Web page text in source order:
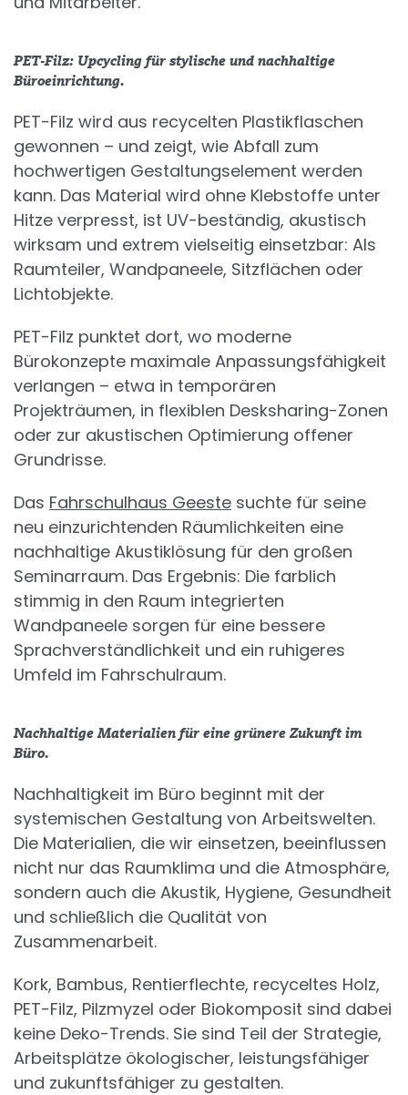
PET-Filz: Upcycling für stylische und nachhaltige
Büroeinrichtung.
PET-Filz wird aus recycelten Plastikflaschen
gewonnen – und zeigt, wie Abfall zum
hochwertigen Gestaltungselement werden
kann. Das Material wird ohne Klebstoffe unter
Hitze verpresst, ist UV-beständig, akustisch
wirksam und extrem vielseitig einsetzbar: Als
Raumteiler, Wandpaneele, Sitzflächen oder
Lichtobjekte.
PET-Filz punktet dort, wo moderne
Bürokonzepte maximale Anpassungsfähigkeit
verlangen – etwa in temporären
Projekträumen, in flexiblen Desksharing-Zonen
oder zur akustischen Optimierung offener
Grundrisse.
Das Fahrschulhaus Geeste suchte für seine
neu einzurichtenden Räumlichkeiten eine
nachhaltige Akustiklösung für den großen
Seminarraum. Das Ergebnis: Die farblich
stimmig in den Raum integrierten
Wandpaneele sorgen für eine bessere
Sprachverständlichkeit und ein ruhigeres
Umfeld im Fahrschulraum.
Nachhaltige Materialien für eine grünere Zukunft im
Büro.
Nachhaltigkeit im Büro beginnt mit der
systemischen Gestaltung von Arbeitswelten.
Die Materialien, die wir einsetzen, beeinflussen
nicht nur das Raumklima und die Atmosphäre,
sondern auch die Akustik, Hygiene, Gesundheit
und schließlich die Qualität von
Zusammenarbeit.
Kork, Bambus, Rentierflechte, recyceltes Holz,
PET-Filz, Pilzmyzel oder Biokomposit sind dabei
keine Deko-Trends. Sie sind Teil der Strategie,
Arbeitsplätze ökologischer, leistungsfähiger
und zukunftsfähiger zu gestalten.